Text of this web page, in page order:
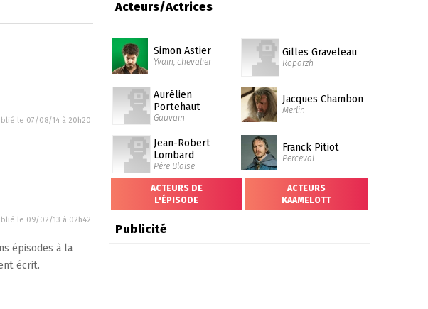
le 07/08/14 à 20h20
le 09/02/13 à 02h42
épisodes à la
écrit.
Acteurs/Actrices
Simon Astier
Yvain, chevalier
Gilles Graveleau
Roparzh
Aurélien
Portehaut
Gauvain
Jacques Chambon
Merlin
Jean-Robert
Lombard
Père Blaise
Franck Pitiot
Perceval
ACTEURS DE
L'ÉPISODE
ACTEURS
KAAMELOTT
Publicité